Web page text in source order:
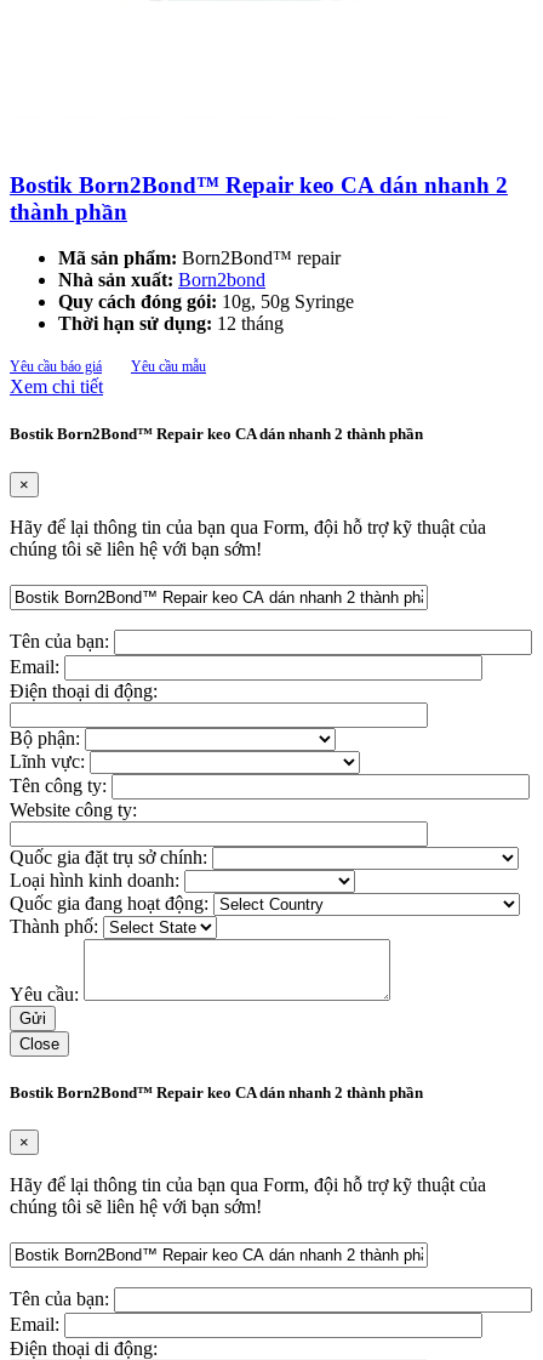
Bostik Born2Bond™ Repair keo CA dán nhanh 2
thành phần
Mã sản phẩm: Born2Bond™ repair
Nhà sản xuất: Born2bond
Quy cách đóng gói: 10g, 50g Syringe
Thời hạn sử dụng: 12 tháng
Yêu cầu báo giá Yêu cầu mẫu
Xem chi tiết
Bostik Born2Bond™ Repair keo CA dán nhanh 2 thành phần
×
Hãy để lại thông tin của bạn qua Form, đội hỗ trợ kỹ thuật của
chúng tôi sẽ liên hệ với bạn sớm!
Tên của bạn:
Email:
Điện thoại di động:
Bộ phận:
Lĩnh vực:
Tên công ty:
Website công ty:
Quốc gia đặt trụ sở chính:
Loại hình kinh doanh:
Quốc gia đang hoạt động:
Thành phố:
Yêu cầu:
Close
Bostik Born2Bond™ Repair keo CA dán nhanh 2 thành phần
×
Hãy để lại thông tin của bạn qua Form, đội hỗ trợ kỹ thuật của
chúng tôi sẽ liên hệ với bạn sớm!
Tên của bạn:
Email:
Điện thoại di động: